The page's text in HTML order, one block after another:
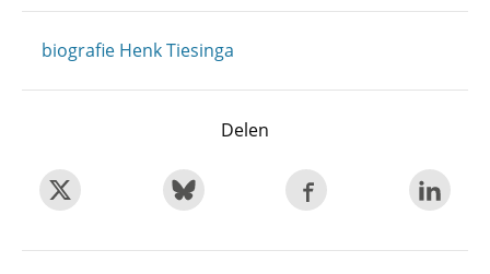
biografie Henk Tiesinga
Delen